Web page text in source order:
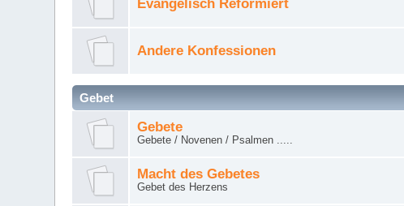
Evangelisch Reformiert
Andere Konfessionen
Gebet
Gebete
Gebete / Novenen / Psalmen .....
Macht des Gebetes
Gebet des Herzens